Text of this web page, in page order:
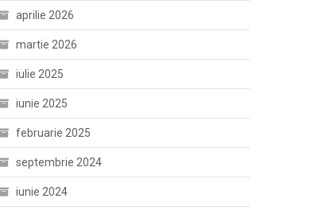
aprilie 2026
martie 2026
iulie 2025
iunie 2025
februarie 2025
septembrie 2024
iunie 2024